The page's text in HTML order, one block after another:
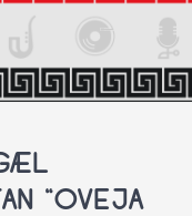
“OVEJA